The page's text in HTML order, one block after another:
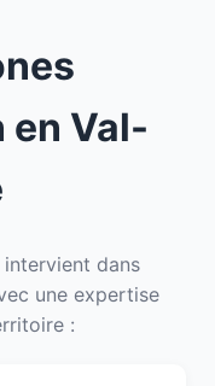
Val-
intervient dans
une expertise
: